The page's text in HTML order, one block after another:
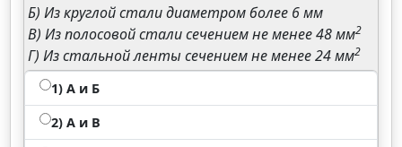
Б) Из круглой стали диаметром более 6 мм
В) Из полосовой стали сечением не менее 48 мм2
Г) Из стальной ленты сечением не менее 24 мм2
1) A и Б
2) А и В